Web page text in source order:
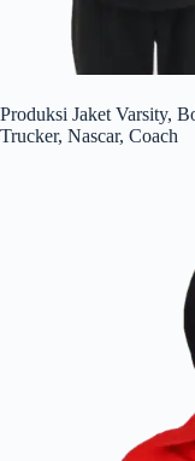
Produksi Jaket Varsity,
Trucker, Nascar, Coach